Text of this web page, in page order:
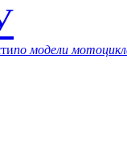
по модели